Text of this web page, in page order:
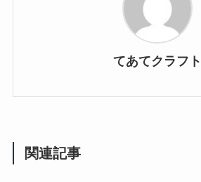
てあてクラフト
関連記事